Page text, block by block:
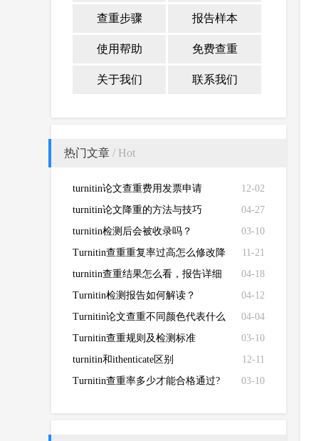
查重步骤 报告样本
使用帮助 免费查重
关于我们 联系我们
热门文章 / Hot
12-02
turnitin论文查重费用发票申请
04-27
turnitin论文降重的方法与技巧
03-10
turnitin检测后会被收录吗？
11-21
Turnitin查重重复率过高怎么修改降
低
04-18
turnitin查重结果怎么看，报告详细
解读来了！
04-12
Turnitin检测报告如何解读？
04-04
Turnitin论文查重不同颜色代表什么
03-10
Turnitin查重规则及检测标准
12-11
turnitin和ithenticate区别
03-10
Turnitin查重率多少才能合格通过?